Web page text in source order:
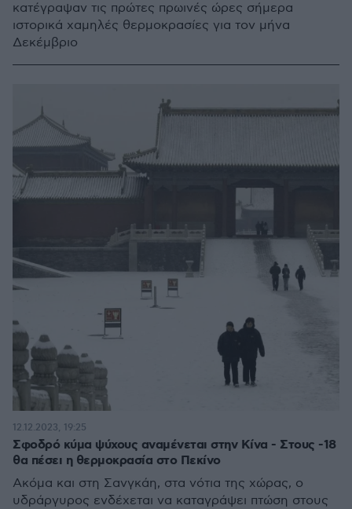
κατέγραψαν τις πρώτες πρωινές ώρες σήμερα
ιστορικά χαμηλές θερμοκρασίες για τον μήνα
Δεκέμβριο
Σφοδρό κύμα ψύχους αναμένεται στην Κίνα - Στους -18
θα πέσει η θερμοκρασία στο Πεκίνο
Ακόμα και στη Σανγκάη, στα νότια της χώρας, ο
υδράργυρος ενδέχεται να καταγράψει πτώση στους
12.12.2023, 19:25